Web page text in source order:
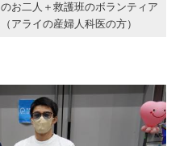
お二人＋救護班のボランティア
アライの産婦人科医の方）